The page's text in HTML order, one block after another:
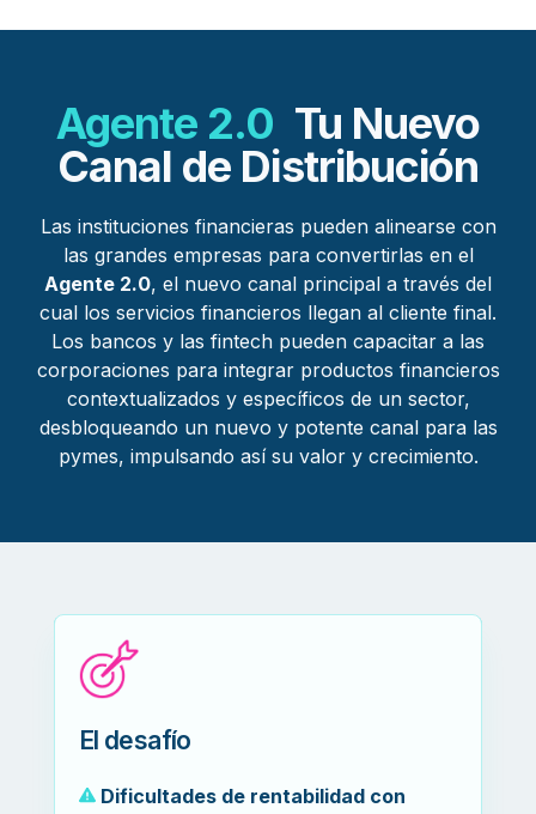
Agente 2.0 Tu Nuevo
Canal de Distribución
Las instituciones financieras pueden alinearse con
las grandes empresas para convertirlas en el
Agente 2.0, el nuevo canal principal a través del
cual los servicios financieros llegan al cliente final.
Los bancos y las fintech pueden capacitar a las
corporaciones para integrar productos financieros
contextualizados y específicos de un sector,
desbloqueando un nuevo y potente canal para las
pymes, impulsando así su valor y crecimiento.
El desafío
Dificultades de rentabilidad con